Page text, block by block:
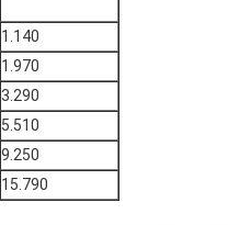
1.140
1.970
3.290
5.510
9.250
15.790